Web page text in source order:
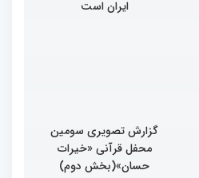
ایران است
گزارش تصویری سومین
محفل قرآنی «خیرات
حسان»(بخش دوم)